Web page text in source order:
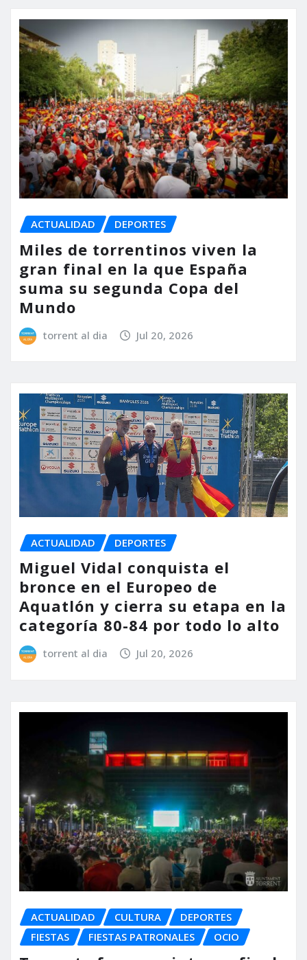
ACTUALIDAD DEPORTES
Miles de torrentinos viven la
gran final en la que España
suma su segunda Copa del
Mundo
torrent al dia Jul 20, 2026
ACTUALIDAD DEPORTES
Miguel Vidal conquista el
bronce en el Europeo de
Aquatlón y cierra su etapa en la
categoría 80-84 por todo lo alto
torrent al dia Jul 20, 2026
ACTUALIDAD CULTURA
DEPORTES
FIESTAS
FIESTAS PATRONALES OCIO